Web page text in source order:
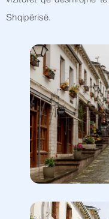
Shqipërisë.